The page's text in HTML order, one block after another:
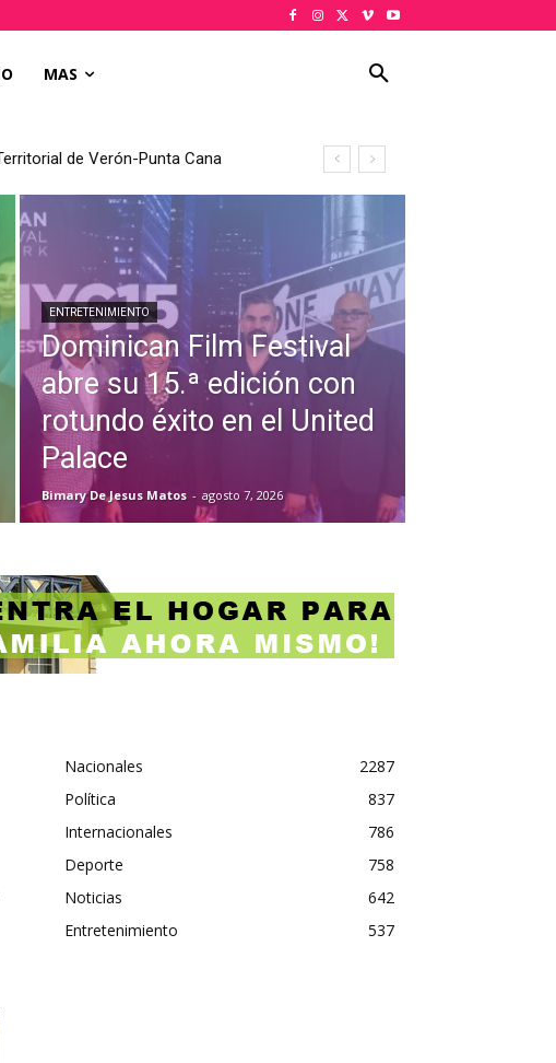
MAS
de Verón-Punta Cana
ENTRETENIMIENTO
Dominican Film Festival
abre su 15.ª edición con
rotundo éxito en el United
Palace
Bimary De Jesus Matos - agosto 7, 2026
Nacionales
2287
Política
837
Internacionales
786
Deporte
758
Noticias
642
Entretenimiento
537